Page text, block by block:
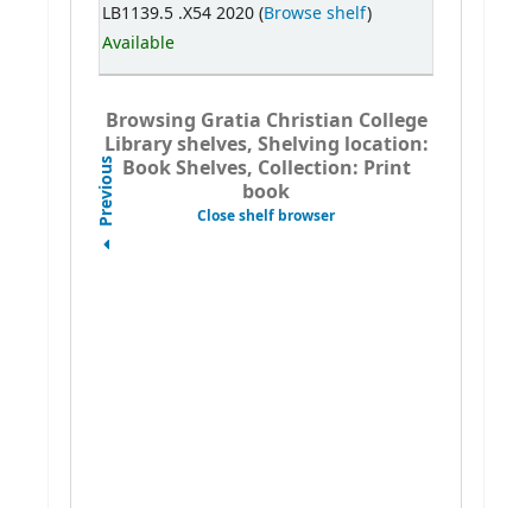
LB1139.5 .X54 2020 (Browse shelf)
Available
Browsing Gratia Christian College
Library shelves, Shelving location:
Book Shelves, Collection: Print
book
Close shelf browser
Previous